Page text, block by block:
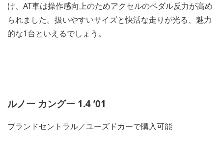
け、AT車は操作感向上のためアクセルのペダル反力が高め
られました。扱いやすいサイズと快活な走りが光る、魅力
的な1台といえるでしょう。
ルノー カングー 1.4 ’01
ブランドセントラル／ユーズドカーで購入可能